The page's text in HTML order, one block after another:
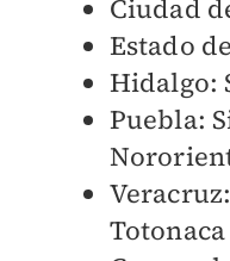
Ciudad
Estado
Hidalgo:
Puebla: